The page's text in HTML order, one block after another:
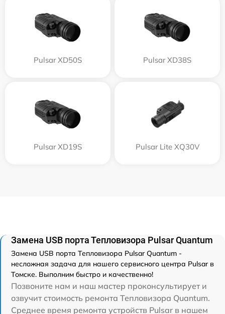
Pulsar XD50S Pulsar XD38S
Pulsar XD19S Pulsar Lite XQ30V
Замена USB порта Тепловизора Pulsar Quantum
Замена USB порта Тепловизора Pulsar Quantum -
несложная задача для нашего сервисного центра Pulsar в
Томске. Выполним быстро и качественно!
Позвоните нам и наш мастер проконсультирует и
озвучит стоимость ремонта Тепловизора Quantum.
Среднее время ремонта устройств Pulsar в нашем